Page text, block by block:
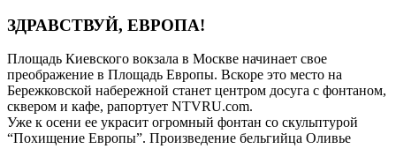
ЗДРАВСТВУЙ, ЕВРОПА!
Площадь Киевского вокзала в Москве начинает свое
преображение в Площадь Европы. Вскоре это место на
Бережковской набережной станет центром досуга с фонтаном,
сквером и кафе, рапортует NTVRU.com.
Уже к осени ее украсит огромный фонтан со скульптурой
“Похищение Европы”. Произведение бельгийца Оливье